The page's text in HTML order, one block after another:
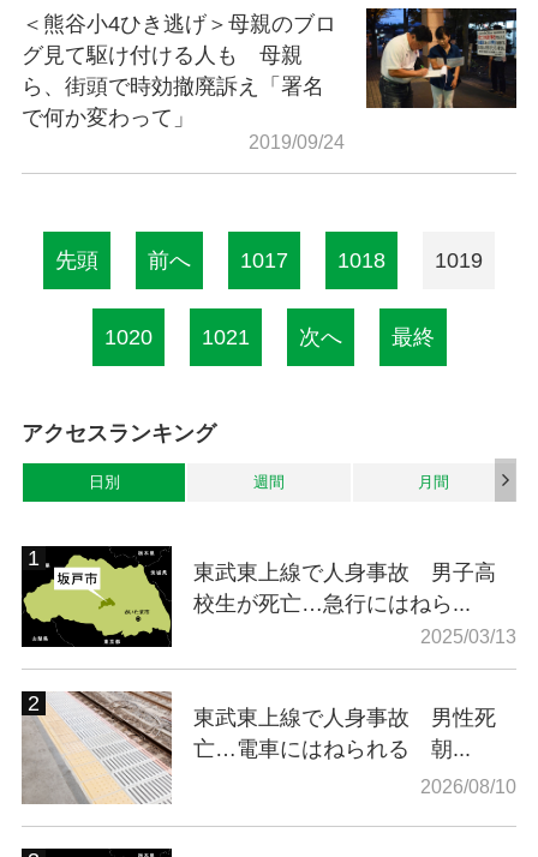
＜熊谷小4ひき逃げ＞母親のブロ
グ見て駆け付ける人も 母親
ら、街頭で時効撤廃訴え「署名
で何か変わって」
2019/09/24
先頭 前へ 1017 1018 1019
1020 1021 次へ 最終
アクセスランキング
日別 週間 月間
東武東上線で人身事故 男子高
校生が死亡…急行にはねら...
2025/03/13
東武東上線で人身事故 男性死
亡…電車にはねられる 朝...
2026/08/10